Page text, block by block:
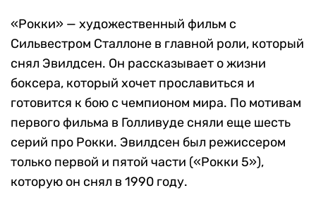
«Рокки» — художественный фильм с
Сильвестром Сталлоне в главной роли, который
снял Эвилдсен. Он рассказывает о жизни
боксера, который хочет прославиться и
готовится к бою с чемпионом мира. По мотивам
первого фильма в Голливуде сняли еще шесть
серий про Рокки. Эвилдсен был режиссером
только первой и пятой части («Рокки 5»),
которую он снял в 1990 году.